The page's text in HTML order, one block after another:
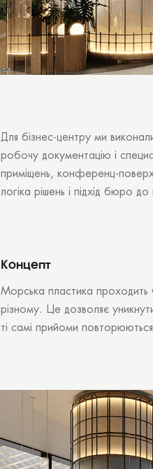
Для бізнес-центру ми
робочу документацію і
приміщень, конференц-
логіка рішень і підхід бюро
Концепт
Морська пластика
різному. Це дозволяє
ті самі прийоми